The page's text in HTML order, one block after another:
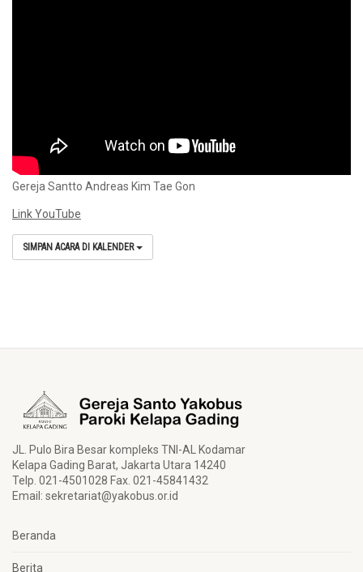
Gereja Santto Andreas Kim Tae Gon
Link YouTube
SIMPAN ACARA DI KALENDER
JL. Pulo Bira Besar kompleks TNI-AL Kodamar
Kelapa Gading Barat, Jakarta Utara 14240
Telp. 021-4501028 Fax. 021-45841432
Email: sekretariat@yakobus.or.id
Beranda
Berita